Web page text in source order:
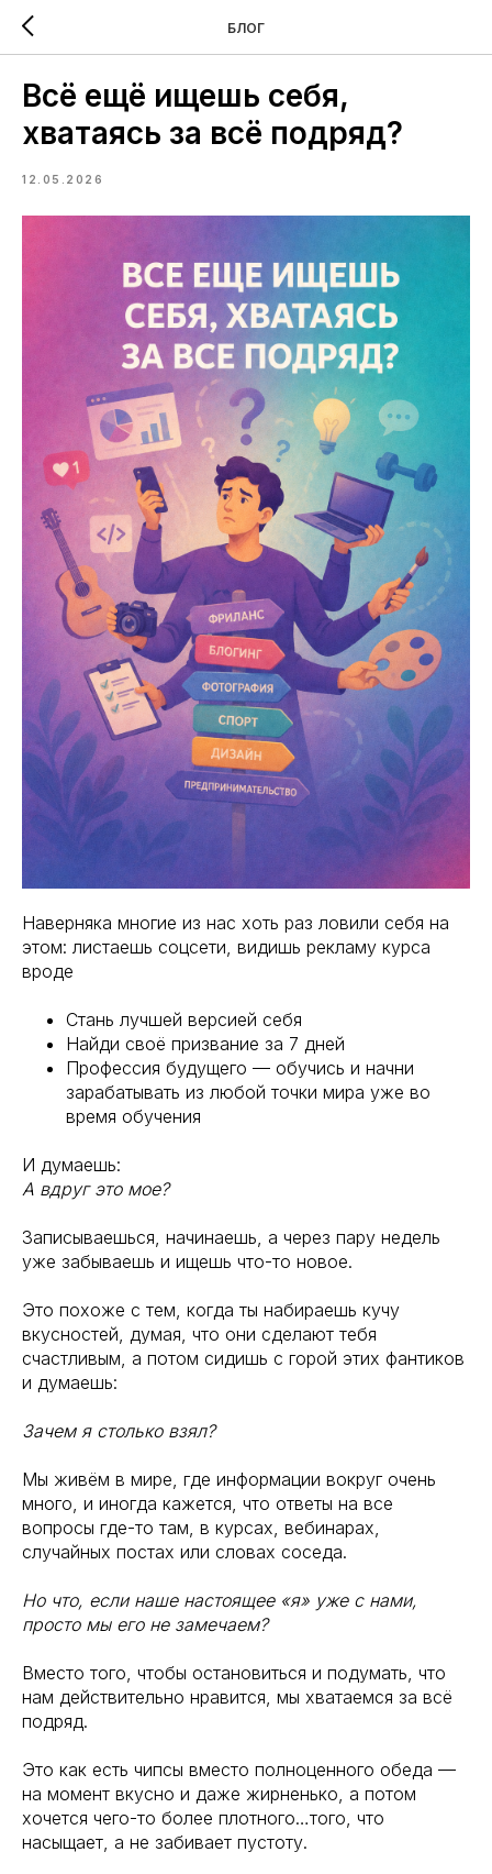
БЛОГ
Всё ещё ищешь себя,
хватаясь за всё подряд?
12.05.2026
Наверняка многие из нас хоть раз ловили себя на
этом: листаешь соцсети, видишь рекламу курса
вроде
Стань лучшей версией себя
Найди своё призвание за 7 дней
Профессия будущего — обучись и начни
зарабатывать из любой точки мира уже во
время обучения
И думаешь:
А вдруг это мое?
Записываешься, начинаешь, а через пару недель
уже забываешь и ищешь что-то новое.
Это похоже с тем, когда ты набираешь кучу
вкусностей, думая, что они сделают тебя
счастливым, а потом сидишь с горой этих фантиков
и думаешь:
Зачем я столько взял?
Мы живём в мире, где информации вокруг очень
много, и иногда кажется, что ответы на все
вопросы где-то там, в курсах, вебинарах,
случайных постах или словах соседа.
Но что, если наше настоящее «я» уже с нами,
просто мы его не замечаем?
Вместо того, чтобы остановиться и подумать, что
нам действительно нравится, мы хватаемся за всё
подряд.
Это как есть чипсы вместо полноценного обеда —
на момент вкусно и даже жирненько, а потом
хочется чего-то более плотного…того, что
насыщает, а не забивает пустоту.